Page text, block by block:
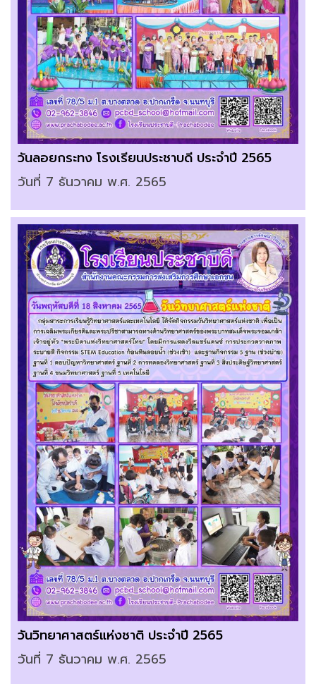
วันลอยกระทง โรงเรียนประชาบดี ประจำปี 2565
วันที่ 7 ธันวาคม พ.ศ. 2565
วันวิทยาศาสตร์แห่งชาติ ประจำปี 2565
วันที่ 7 ธันวาคม พ.ศ. 2565